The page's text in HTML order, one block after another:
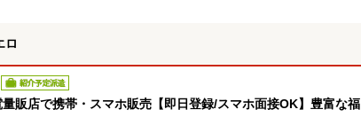
ロ
紹介予定派遣
販店で携帯・スマホ販売【即日登録/スマホ面接OK】豊富な福